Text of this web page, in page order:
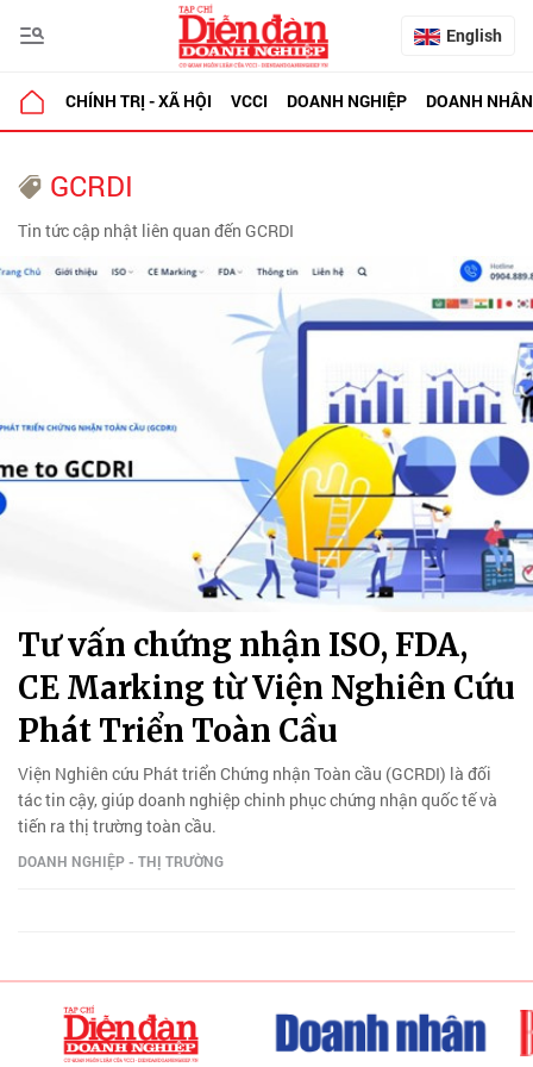
English
CHÍNH TRỊ - XÃ HỘI VCCI DOANH NGHIỆP DOANH NHÂN
GCRDI
Tin tức cập nhật liên quan đến GCRDI
Tư vấn chứng nhận ISO, FDA,
CE Marking từ Viện Nghiên Cứu
Phát Triển Toàn Cầu
Viện Nghiên cứu Phát triển Chứng nhận Toàn cầu (GCRDI) là đối
tác tin cậy, giúp doanh nghiệp chinh phục chứng nhận quốc tế và
tiến ra thị trường toàn cầu.
DOANH NGHIỆP - THỊ TRƯỜNG